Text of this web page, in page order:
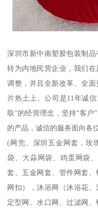
深圳市新中南塑胶包装制
转为内地民营企业，我们
调整，并且全新改革、全
片热土上。公司是11年诚
取”的经营理念，坚持“客户
的产品，诚信的服务面向各
(网兜、深圳五金网套，玫
袋、大蒜网袋、鸡蛋网袋
套、五金网套、管件网套
网扣），沐浴网（沐浴花
定型网、水口网、过滤网